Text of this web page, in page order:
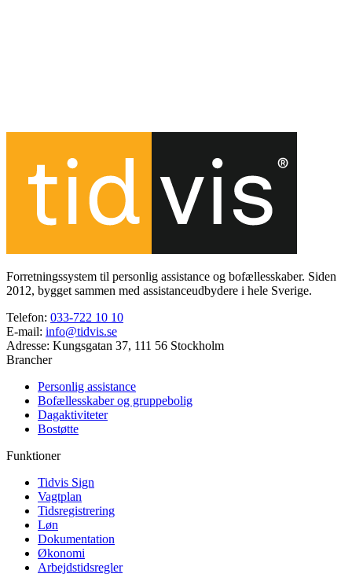
Forretningssystem til personlig assistance og bofællesskaber. Siden
2012, bygget sammen med assistanceudbydere i hele Sverige.
Telefon: 033-722 10 10
E-mail: info@tidvis.se
Adresse: Kungsgatan 37, 111 56 Stockholm
Brancher
Personlig assistance
Bofællesskaber og gruppebolig
Dagaktiviteter
Bostøtte
Funktioner
Tidvis Sign
Vagtplan
Tidsregistrering
Løn
Dokumentation
Økonomi
Arbejdstidsregler